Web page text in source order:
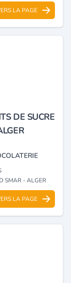
LA PAGE
DE SUCRE
SMAR - ALGER
LA PAGE